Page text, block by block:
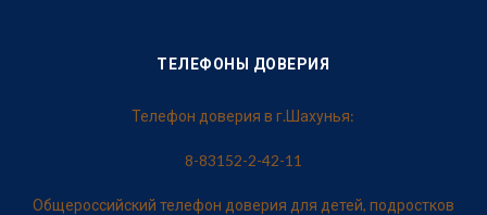
ТЕЛЕФОНЫ ДОВЕРИЯ
Телефон доверия в г.Шахунья:
8-83152-2-42-11
Общероссийский телефон доверия для детей, подростков